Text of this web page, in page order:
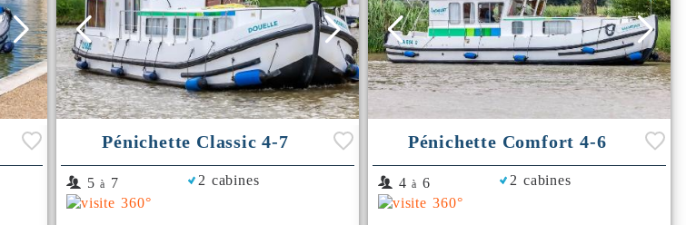
Pénichette Classic 4-7
5 à 7 2 cabines
Pénichette Comfort 4-6
4 à 6 2 cabines